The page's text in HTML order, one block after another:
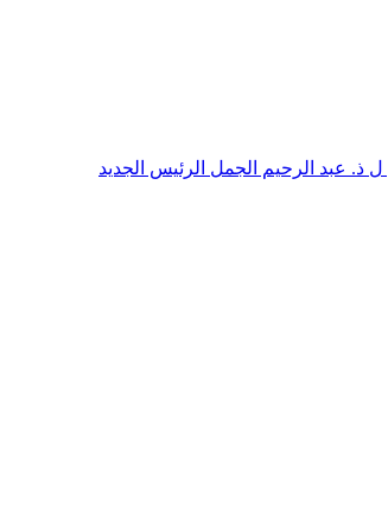
ذ. عبد الرحيم الجمل الرئيس الجديد